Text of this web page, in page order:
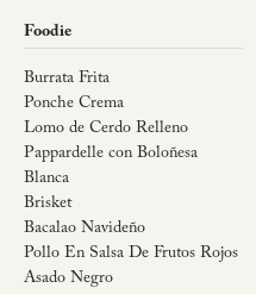
Foodie
Burrata Frita
Ponche Crema
Lomo de Cerdo Relleno
Pappardelle con Boloñesa
Blanca
Brisket
Bacalao Navideño
Pollo En Salsa De Frutos Rojos
Asado Negro